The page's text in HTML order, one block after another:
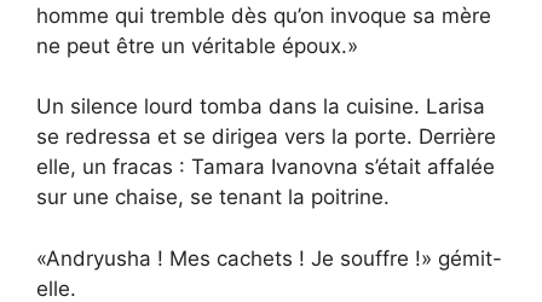
homme qui tremble dès qu’on invoque sa mère
ne peut être un véritable époux.»
Un silence lourd tomba dans la cuisine. Larisa
se redressa et se dirigea vers la porte. Derrière
elle, un fracas : Tamara Ivanovna s’était affalée
sur une chaise, se tenant la poitrine.
«Andryusha ! Mes cachets ! Je souffre !» gémit-
elle.